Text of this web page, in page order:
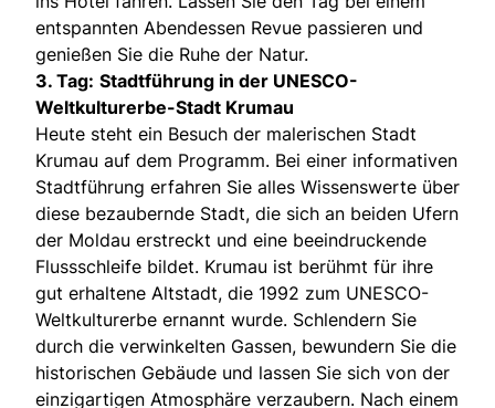
entspannten Abendessen Revue passieren und
genießen Sie die Ruhe der Natur.
3. Tag: Stadtführung in der UNESCO-
Weltkulturerbe-Stadt Krumau
Heute steht ein Besuch der malerischen Stadt
Krumau auf dem Programm. Bei einer informativen
Stadtführung erfahren Sie alles Wissenswerte über
diese bezaubernde Stadt, die sich an beiden Ufern
der Moldau erstreckt und eine beeindruckende
Flussschleife bildet. Krumau ist berühmt für ihre
gut erhaltene Altstadt, die 1992 zum UNESCO-
Weltkulturerbe ernannt wurde. Schlendern Sie
durch die verwinkelten Gassen, bewundern Sie die
historischen Gebäude und lassen Sie sich von der
einzigartigen Atmosphäre verzaubern. Nach einem